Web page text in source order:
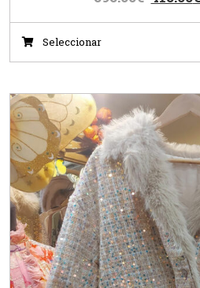
Seleccionar